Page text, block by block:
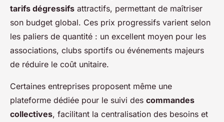
tarifs dégressifs attractifs, permettant de maîtriser
son budget global. Ces prix progressifs varient selon
les paliers de quantité : un excellent moyen pour les
associations, clubs sportifs ou événements majeurs
de réduire le coût unitaire.
Certaines entreprises proposent même une
plateforme dédiée pour le suivi des commandes
collectives, facilitant la centralisation des besoins et